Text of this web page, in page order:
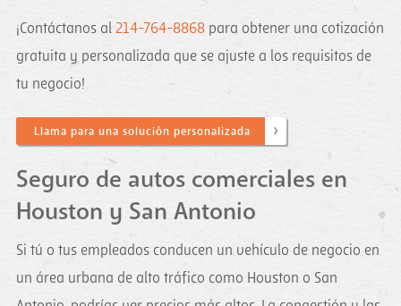
¡Contáctanos al 214-764-8868para obtener una cotización
gratuita y personalizada que se ajuste a los requisitos de
tu negocio!
Llama para una solución personalizada
Seguro de autos comerciales en
Houston y San Antonio
Si tú o tus empleados conducen un vehículo de negocio en
un área urbana de alto tráfico como Houston o San